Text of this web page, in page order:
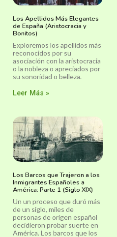
Los Apellidos Más Elegantes
de España (Aristocracia y
Bonitos)
Exploremos los apellidos más
reconocidos por su
asociación con la aristocracia
o la nobleza o apreciados por
su sonoridad o belleza.
Leer Más »
Los Barcos que Trajeron a los
Inmigrantes Españoles a
América: Parte 1 (Siglo XIX)
Un un proceso que duró más
de un siglo, miles de
personas de orígen español
decidieron probar suerte en
América. Los barcos que los